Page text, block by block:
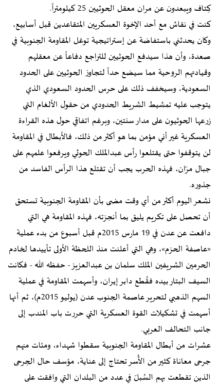
كِتاف ويبعدون عن مران معقل الحوثيين 25 كيلومتراً.
كنت في نقاش مع أحد الإخوة العسكريين المتقاعدين قبل أسابيع،
وكان يحدثني باستفاضة عن إستراتيجية توغل المقاومة الجنوبية في
صعدة، وأن هذا سيدفع الحوثيين للتراجع دفاعاً عن معقلهم
وقيادتهم الروحية مما سيضع حداً لتجاوز الحوثيين على الحدود
السعودية، وسيخفف ذلك على حرس الحدود السعودي الذي
يتوجب عليه تمشيط الشريط الحدودي من حقول الألغام التي
زرعها الحوثيون على مدار سنتين، وبرغم اتفاقي حول هذه القراءة
العسكرية غير أني مؤمن بما هو أكثر من ذلك، فالأبطال في المقاومة
لن يتوقفوا حتى يقتلعوا رأس عبدالملك الحوثي ويرفعوا علمهم على
جبال مرّان، فهذه الحرب يجب أن تقتلع هذا الرأس الفاسد من
جذوره.
نشعر اليوم أكثر من أي وقت مضى بأن المقاومة الجنوبية تستحق
أن تحصل على تكريم يليق بما أنجزته، فهذه المقاومة هي التي
دافعت عن عدن في 19 مارس 2015م قبل أسبوع من بدء عملية
«عاصفة الحزم»، وهي التي أعلنت منذ اللحظة الأولى تأييدها لخادم
الحرمين الشريفين الملك سلمان بن عبدالعزيز - حفظه الله - فكانت
السيف البتار بيده فقُطع دابر إيران، وأسهمت المقاومة في عملية
السهم الذهبي لتحرير عاصمة الجنوب عدن (يوليو 2015م)، ثم أنها
أسهمت في تشكيلات القوة العسكرية التي حررت باب المندب إلى
جانب التحالف العربي.
عشرات من أبطال المقاومة الجنوبية سقطوا شهداء، ومئات منهم
جرحى معاناة كثير من الأُسر تحتاج إلى عناية، مؤسف حال الجرحى
الذين تقطعت بهم السُبلّ في عدد من البلدان التي وافقت على